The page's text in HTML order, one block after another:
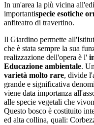
In un'area la più vicina
importantispecie esotiche
anfiteatro di travertino.
Il Giardino permette
che è stata sempre la sua
realizzazione dell'opera è l'
Educazione ambientale.
varietà molto rare, divide
grande e significativa
viene data importanza
alle specie vegetali che
Questo bosco è costituito
ed alta collina, quali: